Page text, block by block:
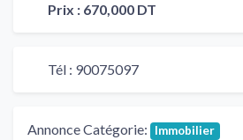
Prix : 670,000 DT
Tél : 90075097
Annonce Catégorie: Immobilier